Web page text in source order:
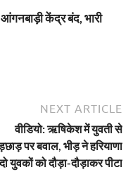
केंद्र बंद, भारी
NEXT ARTICLE
वीडियो: ऋषिकेश में युवती से
पर बवाल, भीड़ ने हरियाणा
युवकों को दौड़ा-दौड़ाकर पीटा